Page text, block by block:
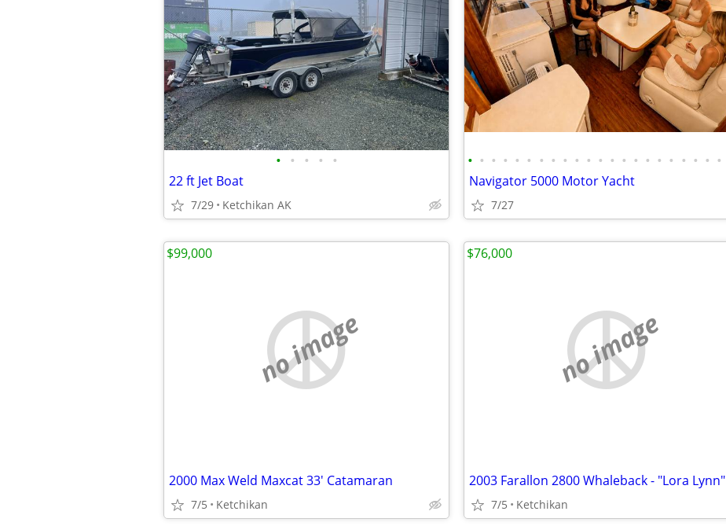
• • • • •
22 ft Jet Boat
7/29 Ketchikan AK
• • • • • • • • • • • • • • • • • • • • • •
Navigator 5000 Motor Yacht
7/27
no image
2000 Max Weld Maxcat 33' Catamaran
7/5 Ketchikan
$99,000
no image
2003 Farallon 2800 Whaleback - "Lora Lynn"
7/5 Ketchikan
$76,000